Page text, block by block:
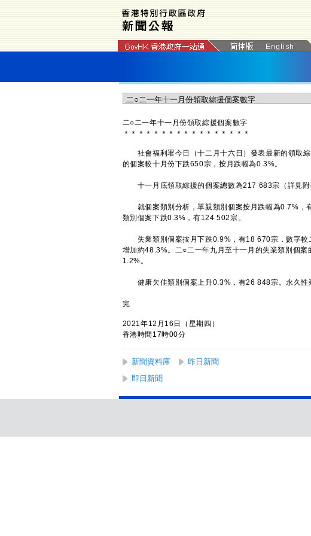
​二○二一年十一月份領取綜援個案數字
＊ ＊ ＊ ＊ ＊ ＊ ＊ ＊ ＊ ＊ ＊ ＊ ＊ ＊ ＊ ＊ ＊
社會福利署今日（十二月十六日）發表最新的領取綜
的個案較十月份下跌650宗，按月跌幅為0.3%。
十一月底領取綜援的個案總數為217 683宗（詳見附
就個案類別分析，單親類別個案按月跌幅為0.7%，
類別個案下跌0.3%，有124 502宗。
失業類別個案按月下跌0.9%，有18 670宗，數字較
增加約48.3%。二○二一年九月至十一月的失業類別個
1.2%。
健康欠佳類別個案上升0.3%，有26 848宗。永久性
完
2021年12月16日（星期四）
香港時間17時00分
新聞資料庫 昨日新聞
即日新聞